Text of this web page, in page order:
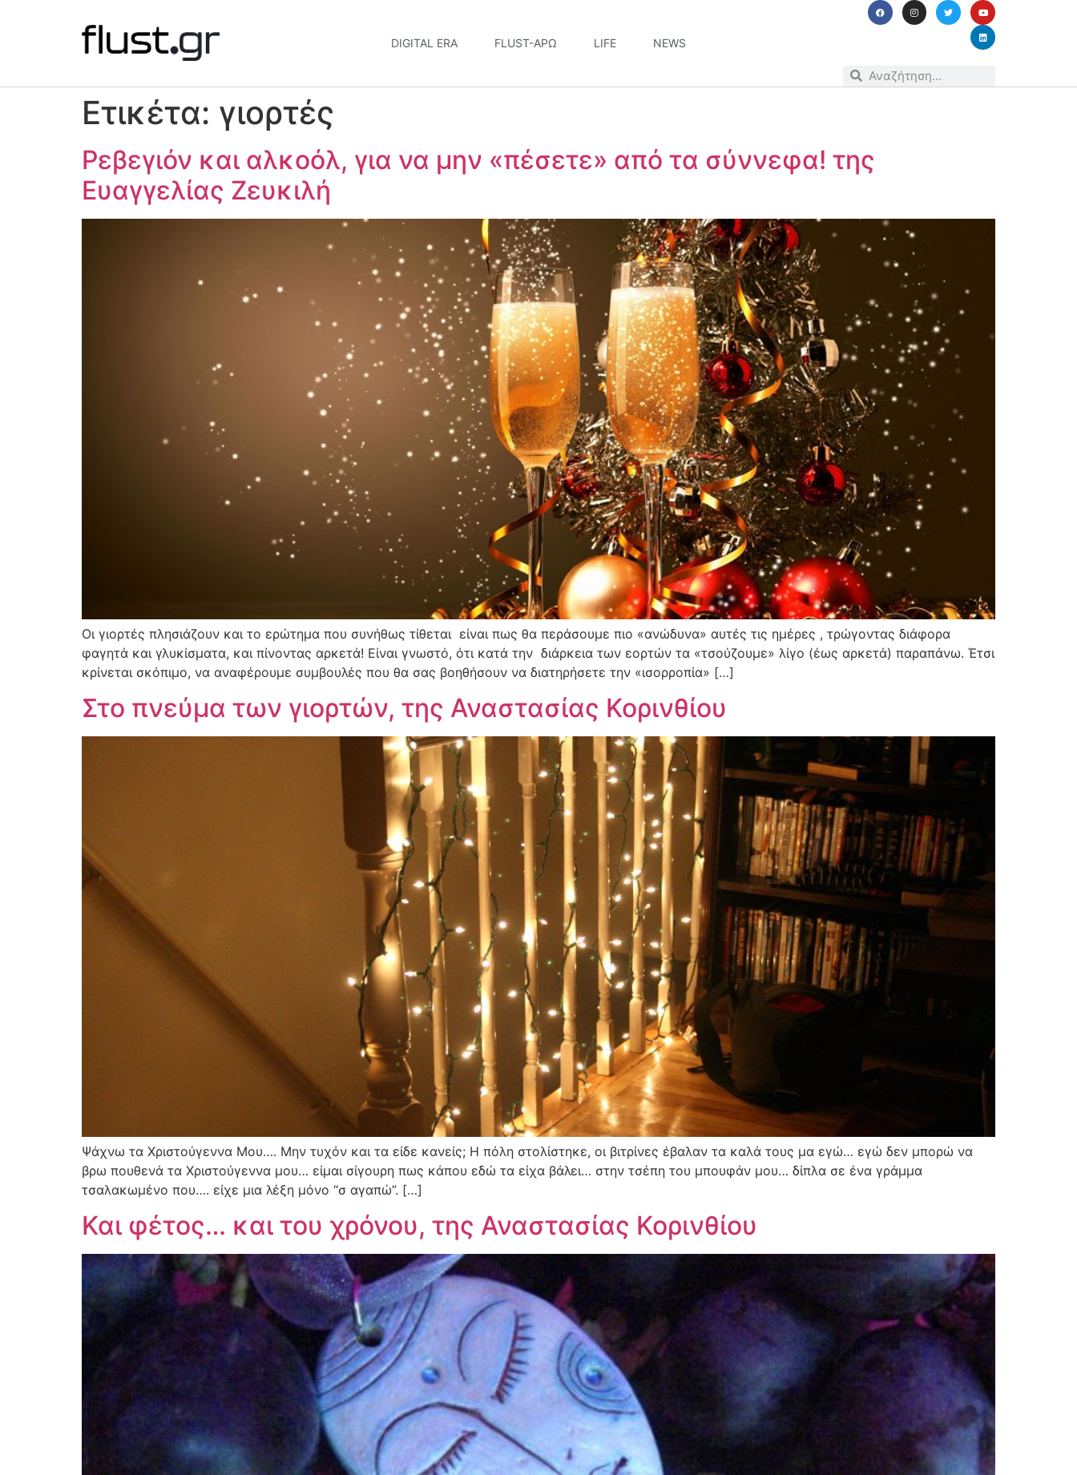
DIGITAL ERA FLUST-ΆΡΩ LIFE NEWS
Ετικέτα: γιορτές
Ρεβεγιόν και αλκοόλ, για να μην «πέσετε» από τα σύννεφα! της
Ευαγγελίας Ζευκιλή
Οι γιορτές πλησιάζουν και το ερώτημα που συνήθως τίθεται είναι πως θα περάσουμε πιο «ανώδυνα» αυτές τις ημέρες , τρώγοντας διάφορα
φαγητά και γλυκίσματα, και πίνοντας αρκετά! Είναι γνωστό, ότι κατά την διάρκεια των εορτών τα «τσούζουμε» λίγο (έως αρκετά) παραπάνω. Έτσι
κρίνεται σκόπιμο, να αναφέρουμε συμβουλές που θα σας βοηθήσουν να διατηρήσετε την «ισορροπία» […]
Στο πνεύμα των γιορτών, της Αναστασίας Κορινθίου
Ψάχνω τα Χριστούγεννα Μου…. Μην τυχόν και τα είδε κανείς; H πόλη στολίστηκε, οι βιτρίνες έβαλαν τα καλά τους μα εγώ… εγώ δεν μπορώ να
βρω πουθενά τα Χριστούγεννα μου… είμαι σίγουρη πως κάπου εδώ τα είχα βάλει… στην τσέπη του μπουφάν μου… δίπλα σε ένα γράμμα
τσαλακωμένο που…. είχε μια λέξη μόνο “σ αγαπώ”. […]
Και φέτος… και του χρόνου, της Αναστασίας Κορινθίου